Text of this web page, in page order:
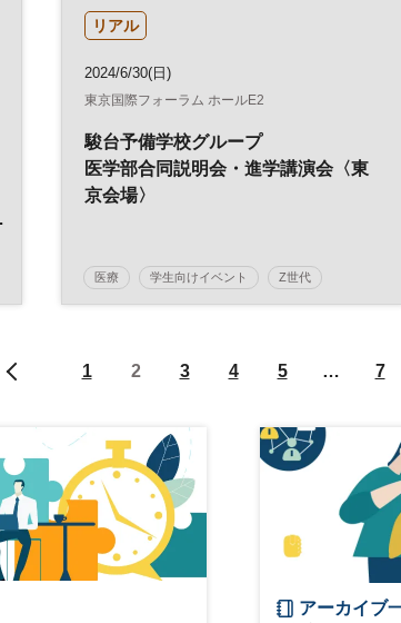
リアル
2024/6/30(日)
東京国際フォーラム ホールE2
駿台予備学校グループ
医学部合同説明会・進学講演会〈東
京会場〉
医療 学生向けイベント Z世代
1 2 3 4 5 … 7
アーカイブ